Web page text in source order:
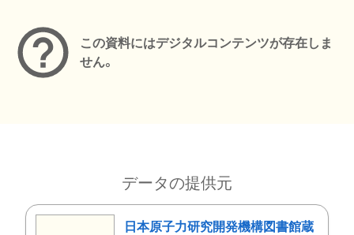
この資料にはデジタルコンテンツが存在しま
せん。
データの提供元
日本原子力研究開発機構図書館蔵